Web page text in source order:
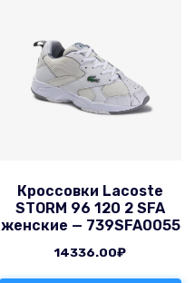
Кроссовки Lacoste
STORM 96 120 2 SFA
женские — 739SFA0055
14336.00₽